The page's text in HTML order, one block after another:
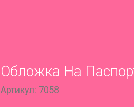
Обложка На
Артикул: 7058